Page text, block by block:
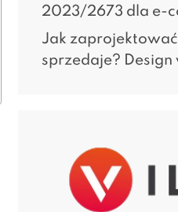
2023/2673 dla e-
Jak
sprzedaje?